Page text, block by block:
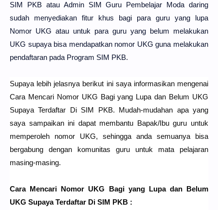
SIM PKB atau Admin SIM Guru Pembelajar Moda daring
sudah menyediakan fitur khus bagi para guru yang lupa
Nomor UKG atau untuk para guru yang belum melakukan
UKG supaya bisa mendapatkan nomor UKG guna melakukan
pendaftaran pada Program SIM PKB.
Supaya lebih jelasnya berikut ini saya informasikan mengenai
Cara Mencari Nomor UKG Bagi yang Lupa dan Belum UKG
Supaya Terdaftar Di SIM PKB. Mudah-mudahan apa yang
saya sampaikan ini dapat membantu Bapak/Ibu guru untuk
memperoleh nomor UKG, sehingga anda semuanya bisa
bergabung dengan komunitas guru untuk mata pelajaran
masing-masing.
Cara Mencari Nomor UKG Bagi yang Lupa dan Belum
UKG Supaya Terdaftar Di SIM PKB :